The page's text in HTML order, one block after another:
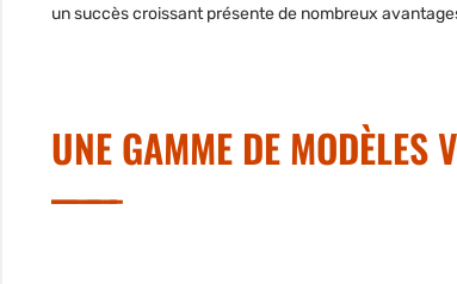
un succès croissant présente de nombreux
UNE GAMME DE MODÈLES